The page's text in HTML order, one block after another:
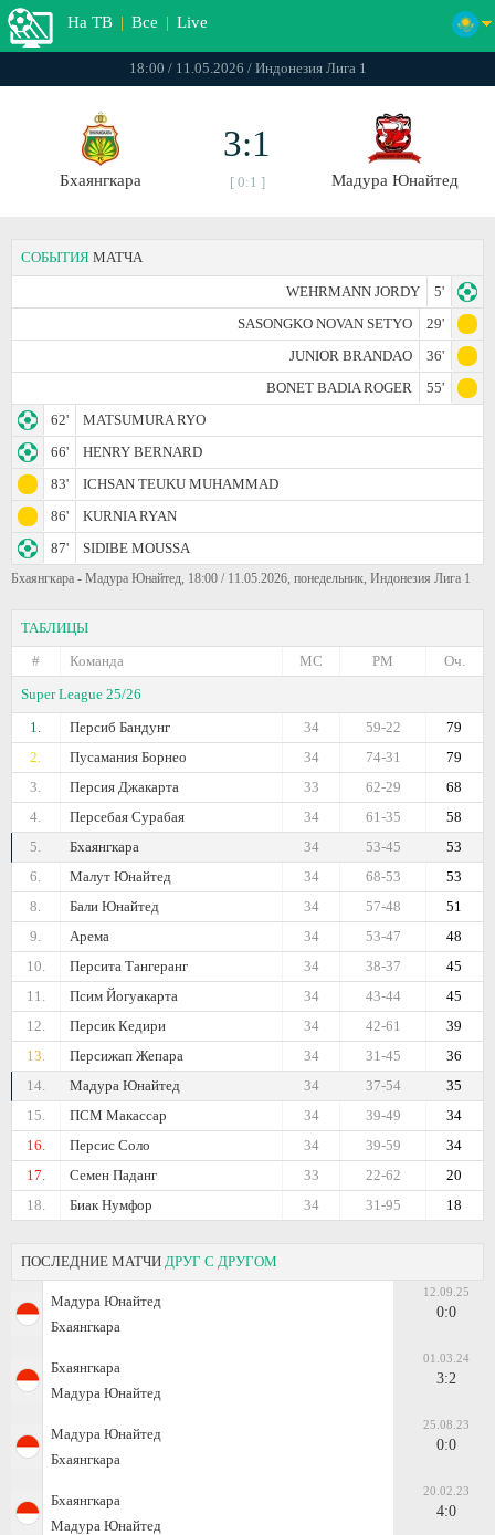
На ТВ | Все | Live
18:00 / 11.05.2026 / Индонезия Лига 1
Бхаянгкара
3:1
[ 0:1 ] Мадура Юнайтед
СОБЫТИЯ МАТЧА
WEHRMANN JORDY
5'
SASONGKO NOVAN SETYO
29'
JUNIOR BRANDAO
36'
BONET BADIA ROGER
55'
62'
MATSUMURA RYO
66'
HENRY BERNARD
83'
ICHSAN TEUKU MUHAMMAD
86'
KURNIA RYAN
87'
SIDIBE MOUSSA
Бхаянгкара - Мадура Юнайтед, 18:00 / 11.05.2026, понедельник, Индонезия Лига 1
ТАБЛИЦЫ
#
Команда Оч.
РМ
МС
Super League 25/26
1.
Персиб Бандунг 79
59-22
34
2.
Пусамания Борнео 79
74-31
34
3.
Персия Джакарта 68
62-29
33
4.
Персебая Сурабая 58
61-35
34
5.
Бхаянгкара 53
53-45
34
6.
Малут Юнайтед 53
68-53
34
8.
Бали Юнайтед 51
57-48
34
9.
Арема 48
53-47
34
10.
Персита Тангеранг 45
38-37
34
11.
Псим Йогуакарта 45
43-44
34
12.
Персик Кедири 39
42-61
34
13.
Персижап Жепара 36
31-45
34
14.
Мадура Юнайтед 35
37-54
34
15.
ПСМ Макассар 34
39-49
34
16.
Персис Соло 34
39-59
34
17.
Семен Паданг 20
22-62
33
18.
Биак Нумфор 18
31-95
34
ПОСЛЕДНИЕ МАТЧИ ДРУГ С ДРУГОМ
Мадура Юнайтед
Бхаянгкара
12.09.25
0:0
Бхаянгкара
Мадура Юнайтед
01.03.24
3:2
Мадура Юнайтед
Бхаянгкара
25.08.23
0:0
Бхаянгкара
Мадура Юнайтед
20.02.23
4:0